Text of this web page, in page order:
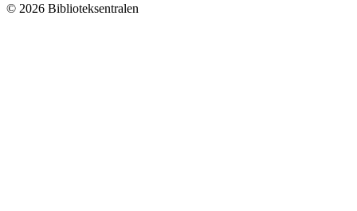
© 2026 Biblioteksentralen